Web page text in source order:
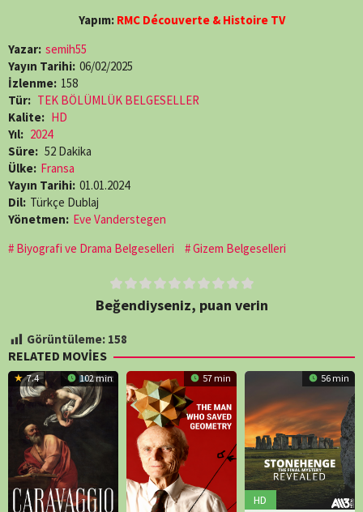
Yapım: RMC Découverte & Histoire TV
Yazar: semih55
Yayın Tarihi: 06/02/2025
İzlenme: 158
Tür: TEK BÖLÜMLÜK BELGESELLER
Kalite: HD
Yıl: 2024
Süre: 52 Dakika
Ülke: Fransa
Yayın Tarihi: 01.01.2024
Dil: Türkçe Dublaj
Yönetmen: Eve Vanderstegen
Biyografi ve Drama Belgeselleri
Gizem Belgeselleri
Beğendiyseniz, puan verin
Görüntüleme: 158
RELATED MOVIES
7.4 102 min 57 min 56 min
HD